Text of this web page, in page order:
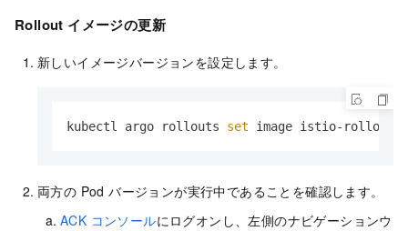
Rollout イメージの更新
新しいイメージバージョンを設定します。
kubectl argo rollouts set image istio-rollout
両方の Pod バージョンが実行中であることを確認します。
ACK コンソールにログオンし、左側のナビゲーションウ